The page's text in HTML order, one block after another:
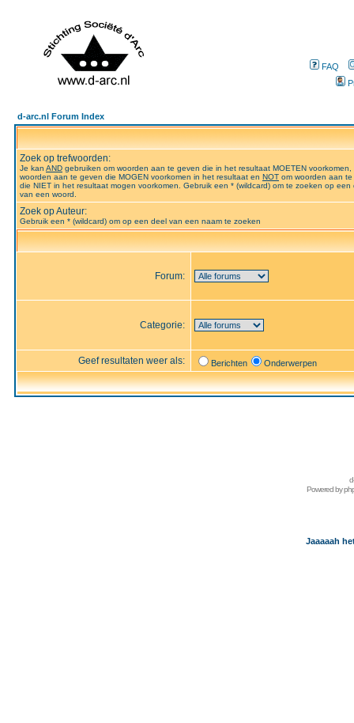
FAQ
d-arc.nl Forum Index
Zoek op trefwoorden:
Je kan AND gebruiken om woorden aan te geven die in het resultaat MOETEN voorkomen,
woorden aan te geven die MOGEN voorkomen in het resultaat en NOT om woorden aan
die NIET in het resultaat mogen voorkomen. Gebruik een * (wildcard) om te zoeken op een
van een woord.
Zoek op Auteur:
Gebruik een * (wildcard) om op een deel van een naam te zoeken
Forum:
Categorie:
Geef resultaten weer als: Berichten Onderwerpen
Powered by
Jaaaaah